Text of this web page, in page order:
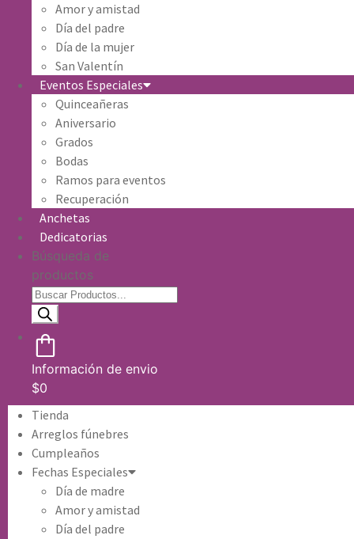
Amor y amistad
Día del padre
Día de la mujer
San Valentín
Eventos Especiales
Quinceañeras
Aniversario
Grados
Bodas
Ramos para eventos
Recuperación
Anchetas
Dedicatorias
Búsqueda de
productos
Información de envio
$0
Tienda
Arreglos fúnebres
Cumpleaños
Fechas Especiales
Día de madre
Amor y amistad
Día del padre